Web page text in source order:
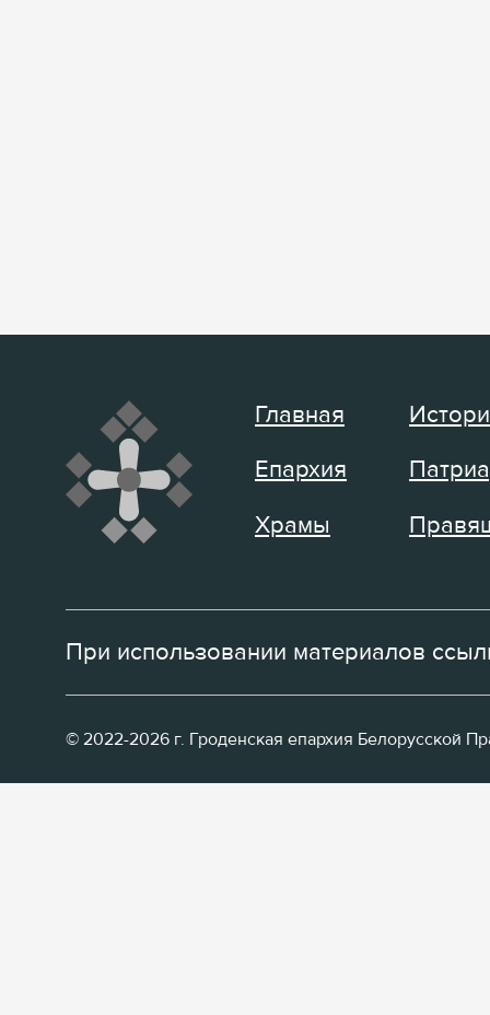
Главная
Епархия
Храмы
При использовании материалов
© 2022-2026 г. Гроденская епархия Белорусской